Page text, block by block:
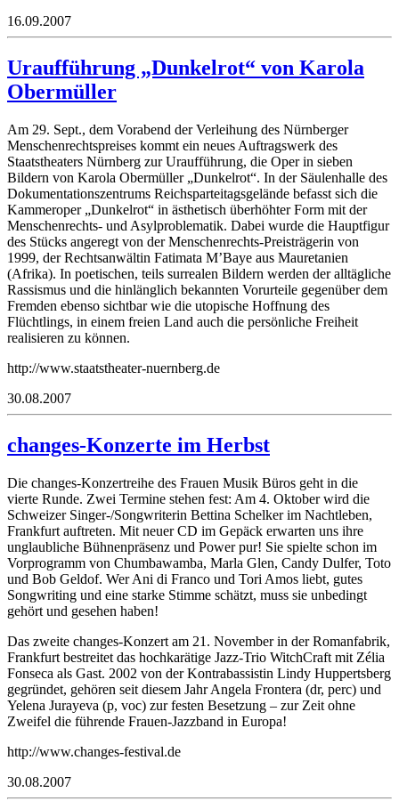
16.09.2007
Uraufführung „Dunkelrot“ von Karola
Obermüller
Am 29. Sept., dem Vorabend der Verleihung des Nürnberger
Menschenrechtspreises kommt ein neues Auftragswerk des
Staatstheaters Nürnberg zur Uraufführung, die Oper in sieben
Bildern von Karola Obermüller „Dunkelrot“. In der Säulenhalle des
Dokumentationszentrums Reichsparteitagsgelände befasst sich die
Kammeroper „Dunkelrot“ in ästhetisch überhöhter Form mit der
Menschenrechts- und Asylproblematik. Dabei wurde die Hauptfigur
des Stücks angeregt von der Menschenrechts-Preisträgerin von
1999, der Rechtsanwältin Fatimata M’Baye aus Mauretanien
(Afrika). In poetischen, teils surrealen Bildern werden der alltägliche
Rassismus und die hinlänglich bekannten Vorurteile gegenüber dem
Fremden ebenso sichtbar wie die utopische Hoffnung des
Flüchtlings, in einem freien Land auch die persönliche Freiheit
realisieren zu können.
http://www.staatstheater-nuernberg.de
30.08.2007
changes-Konzerte im Herbst
Die changes-Konzertreihe des Frauen Musik Büros geht in die
vierte Runde. Zwei Termine stehen fest: Am 4. Oktober wird die
Schweizer Singer-/Songwriterin Bettina Schelker im Nachtleben,
Frankfurt auftreten. Mit neuer CD im Gepäck erwarten uns ihre
unglaubliche Bühnenpräsenz und Power pur! Sie spielte schon im
Vorprogramm von Chumbawamba, Marla Glen, Candy Dulfer, Toto
und Bob Geldof. Wer Ani di Franco und Tori Amos liebt, gutes
Songwriting und eine starke Stimme schätzt, muss sie unbedingt
gehört und gesehen haben!
Das zweite changes-Konzert am 21. November in der Romanfabrik,
Frankfurt bestreitet das hochkarätige Jazz-Trio WitchCraft mit Zélia
Fonseca als Gast. 2002 von der Kontrabassistin Lindy Huppertsberg
gegründet, gehören seit diesem Jahr Angela Frontera (dr, perc) und
Yelena Jurayeva (p, voc) zur festen Besetzung – zur Zeit ohne
Zweifel die führende Frauen-Jazzband in Europa!
http://www.changes-festival.de
30.08.2007